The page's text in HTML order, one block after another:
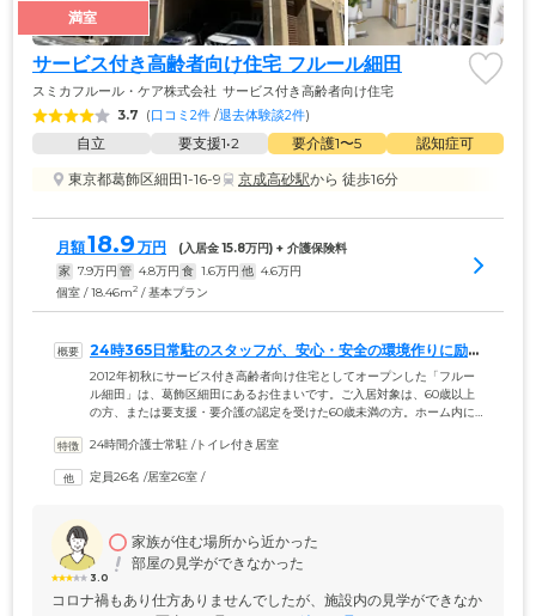
満室
サービス付き高齢者向け住宅 フルール細田
スミカフルール・ケア株式会社 サービス付き高齢者向け住宅
3.7 (口コミ2件 /退去体験談2件)
自立 要支援1•2 要介護1〜5
認知症可
東京都葛飾区細田1-16-9
京成高砂駅から 徒歩16分
月額18.9 万円 (入居金 15.8万円) + 介護保険料
家 7.9万円 管 4.8万円 食 1.6万円 他 4.6万円
個室 / 18.46m2 / 基本プラン
24時365日常駐のスタッフが、安心・安全の環境作りに励ん
でいます
2012年初秋にサービス付き高齢者向け住宅としてオープンした「フルー
ル細田」は、葛飾区細田にあるお住まいです。ご入居対象は、60歳以上
の方、または要支援・要介護の認定を受けた60歳未満の方。ホーム内に
ールでの駆けつけ対応、日中の生活相談などをとおして、ご入居のみな
ムの近隣には、コンビニエンスストアや医療機関などが立ちならんでお
24時間介護士常駐 /トイレ付き居室
定員26名 /居室26室 /
3.0
家族が住む場所から近かった
部屋の見学ができなかった
コロナ禍もあり仕方ありませんでしたが、施設内の見学ができなか